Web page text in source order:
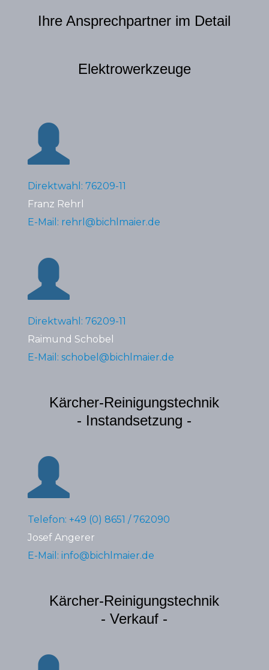
Ihre Ansprechpartner im Detail
Elektrowerkzeuge
Direktwahl: 76209-11
Franz Rehrl
E-Mail: rehrl@bichlmaier.de
Direktwahl: 76209-11
Raimund Schobel
E-Mail: schobel@bichlmaier.de
Kärcher-Reinigungstechnik
- Instandsetzung -
Telefon: +49 (0) 8651 / 762090
Josef Angerer
E-Mail: info@bichlmaier.de
Kärcher-Reinigungstechnik
- Verkauf -